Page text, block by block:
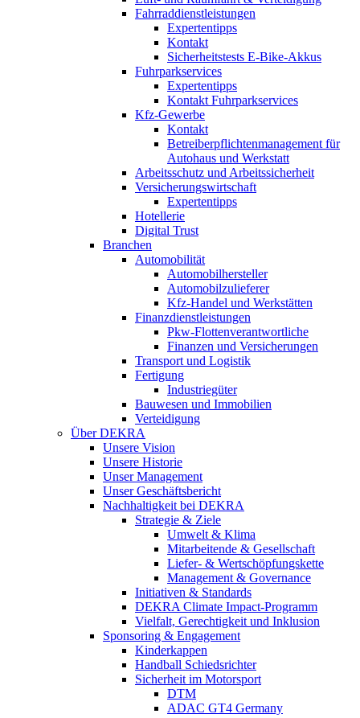
Fahrraddienstleistungen
Expertentipps
Kontakt
Sicherheitstests E-Bike-Akkus
Fuhrparkservices
Expertentipps
Kontakt Fuhrparkservices
Kfz-Gewerbe
Kontakt
Betreiberpflichtenmanagement für
Autohaus und Werkstatt
Arbeitsschutz und Arbeitssicherheit
Versicherungswirtschaft
Expertentipps
Hotellerie
Digital Trust
Branchen
Automobilität
Automobilhersteller
Automobilzulieferer
Kfz-Handel und Werkstätten
Finanzdienstleistungen
Pkw‑Flottenverantwortliche
Finanzen und Versicherungen
Transport und Logistik
Fertigung
Industriegüter
Bauwesen und Immobilien
Verteidigung
Über DEKRA
Unsere Vision
Unsere Historie
Unser Management
Unser Geschäftsbericht
Nachhaltigkeit bei DEKRA
Strategie & Ziele
Umwelt & Klima
Mitarbeitende & Gesellschaft
Liefer- & Wertschöpfungskette
Management & Governance
Initiativen & Standards
DEKRA Climate Impact-Programm
Vielfalt, Gerechtigkeit und Inklusion​
Sponsoring & Engagement
Kinderkappen
Handball Schiedsrichter
Sicherheit im Motorsport
DTM
ADAC GT4 Germany